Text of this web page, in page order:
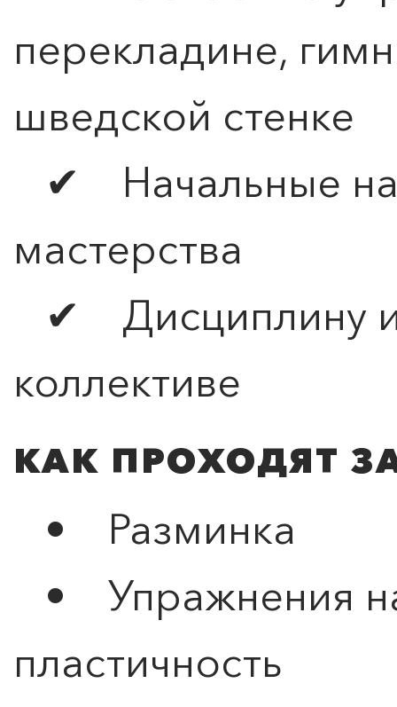
перекладине,
шведской стенке
✔ Начальные
мастерства
✔ Дисциплину и
коллективе
КАК ПРОХОДЯТ
• Разминка
• Упражнения
пластичность